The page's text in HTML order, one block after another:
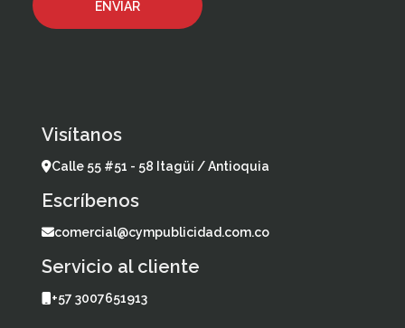
Visítanos
Calle 55 #51 - 58 Itagüí / Antioquia
Escríbenos
comercial@cympublicidad.com.co
Servicio al cliente
+57 3007651913